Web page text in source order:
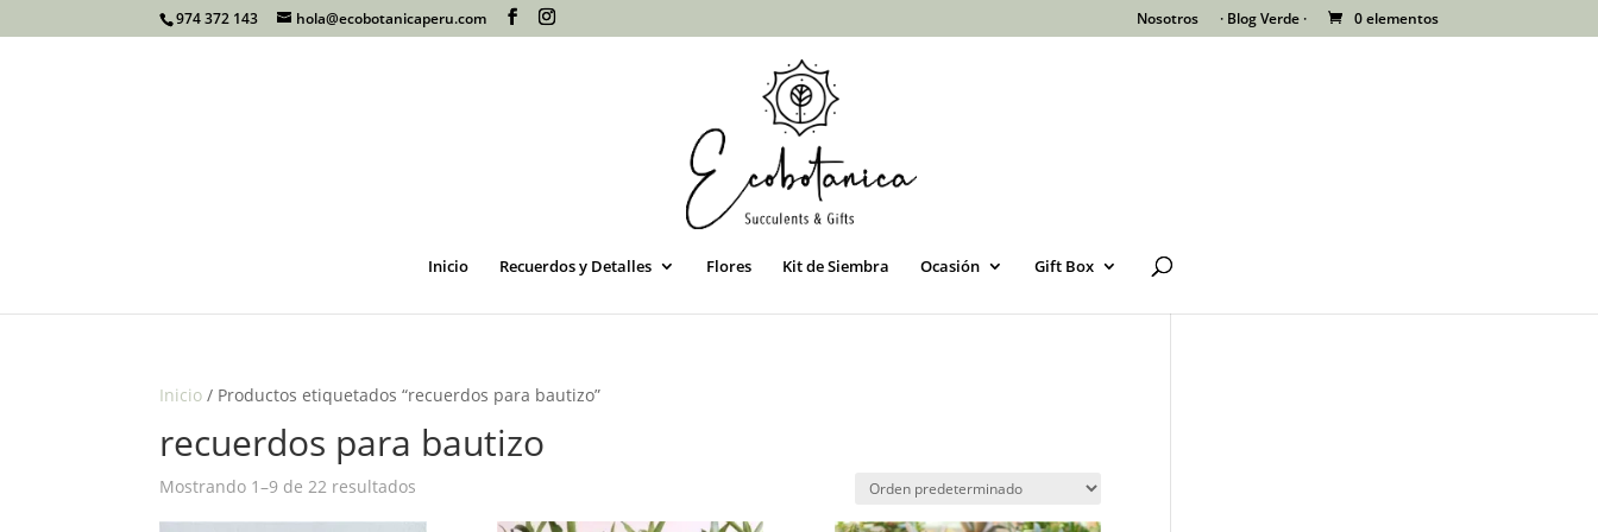
974 372 143 hola@ecobotanicaperu.com Nosotros · Blog Verde · 0 elementos
Inicio Recuerdos y Detalles Flores Kit de Siembra Ocasión Gift Box
Inicio / Productos etiquetados “recuerdos para bautizo”
recuerdos para bautizo
Mostrando 1–9 de 22 resultados